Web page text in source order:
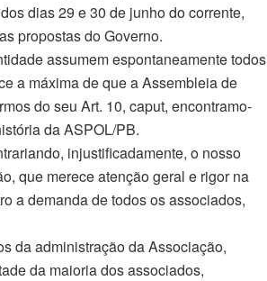
dias 29 e 30 de junho do corrente,
propostas do Governo.
assumem espontaneamente todos
a máxima de que a Assembleia de
do seu Art. 10, caput, encontramo-
da ASPOL/PB.
injustificadamente, o nosso
que merece atenção geral e rigor na
a demanda de todos os associados,
da administração da Associação,
da maioria dos associados,